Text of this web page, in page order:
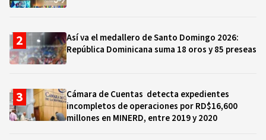
Así va el medallero de Santo Domingo 2026:
República Dominicana suma 18 oros y 85 preseas
Cámara de Cuentas detecta expedientes
incompletos de operaciones por RD$16,600
millones en MINERD, entre 2019 y 2020